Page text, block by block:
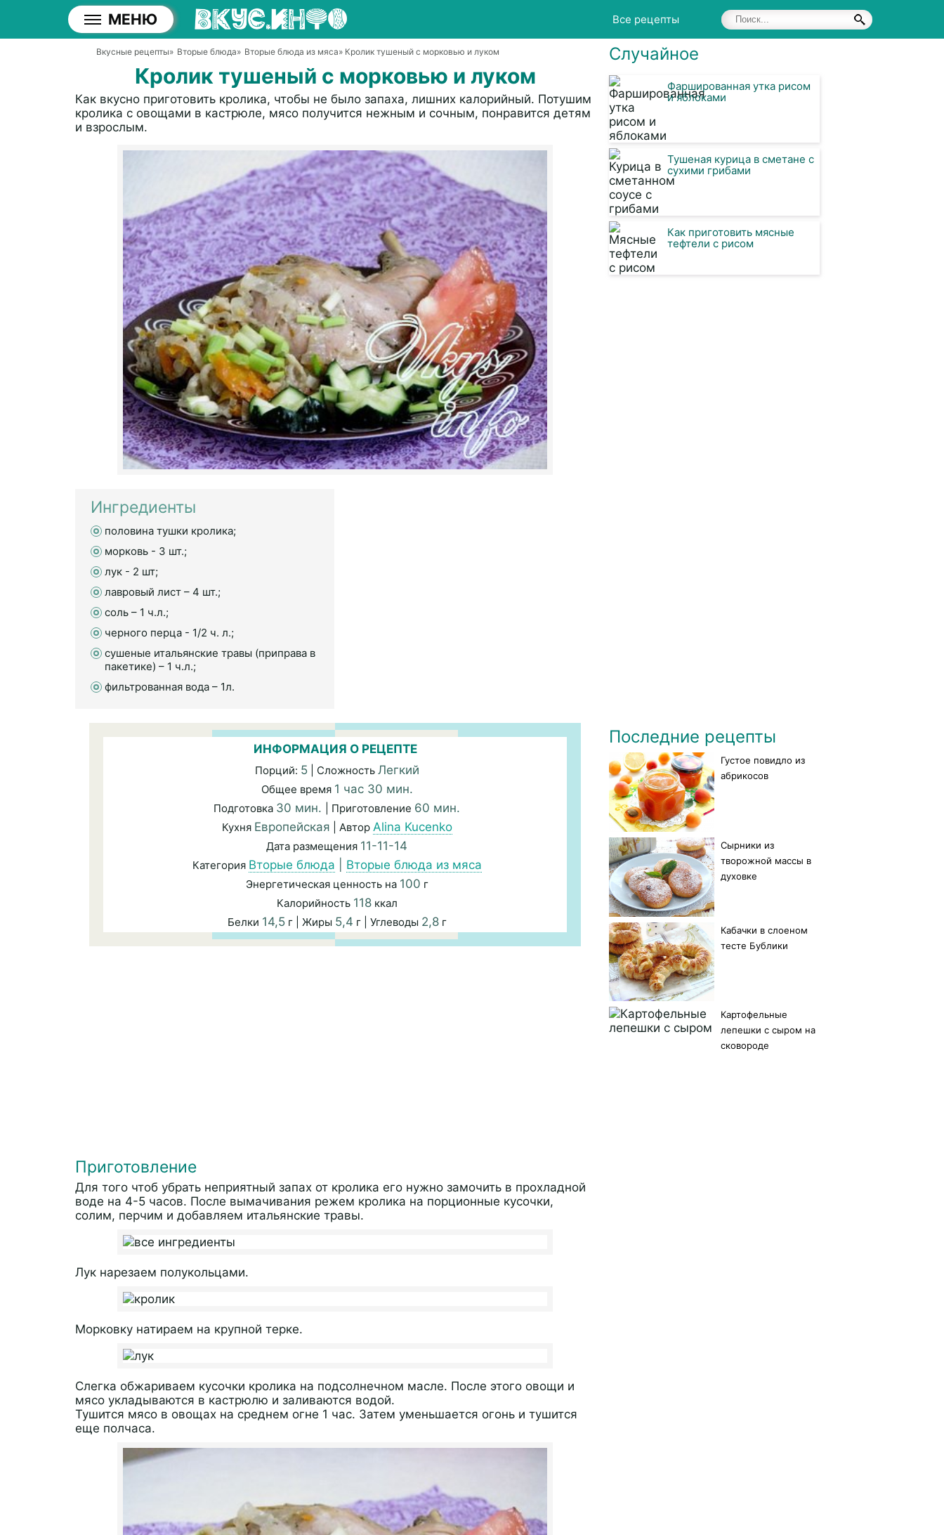
МЕНЮ Все рецепты
Вкусные рецепты» Вторые блюда» Вторые блюда из мяса» Кролик тушеный с морковью и луком
Кролик тушеный с морковью и луком
Как вкусно приготовить кролика, чтобы не было запаха, лишних калорийный. Потушим
кролика с овощами в кастрюле, мясо получится нежным и сочным, понравится детям
и взрослым.
Ингредиенты
половина тушки кролика;
морковь - 3 шт.;
лук - 2 шт;
лавровый лист – 4 шт.;
соль – 1 ч.л.;
черного перца - 1/2 ч. л.;
сушеные итальянские травы (приправа в
пакетике) – 1 ч.л.;
фильтрованная вода – 1л.
ИНФОРМАЦИЯ О РЕЦЕПТЕ
Порций: 5| Сложность Легкий
Общее время 1 час 30 мин.
Подготовка 30 мин. | Приготовление 60 мин.
Кухня Европейская | Автор Alina Kucenko
Дата размещения 11-11-14
Категория Вторые блюда Вторые блюда из мяса
Энергетическая ценность на 100 г
Калорийность 118ккал
Белки 14,5г | Жиры 5,4 г | Углеводы 2,8г
Приготовление
Для того чтоб убрать неприятный запах от кролика его нужно замочить в прохладной
воде на 4-5 часов. После вымачивания режем кролика на порционные кусочки,
солим, перчим и добавляем итальянские травы.
Лук нарезаем полукольцами.
Морковку натираем на крупной терке.
Слегка обжариваем кусочки кролика на подсолнечном масле. После этого овощи и
мясо укладываются в кастрюлю и заливаются водой.
Тушится мясо в овощах на среднем огне 1 час. Затем уменьшается огонь и тушится
еще полчаса.
Случайное
Фаршированная утка рисом
и яблоками
Тушеная курица в сметане с
сухими грибами
Как приготовить мясные
тефтели с рисом
Последние рецепты
Густое повидло из
абрикосов
Сырники из
творожной массы в
духовке
Кабачки в слоеном
тесте Бублики
Картофельные
лепешки с сыром на
сковороде